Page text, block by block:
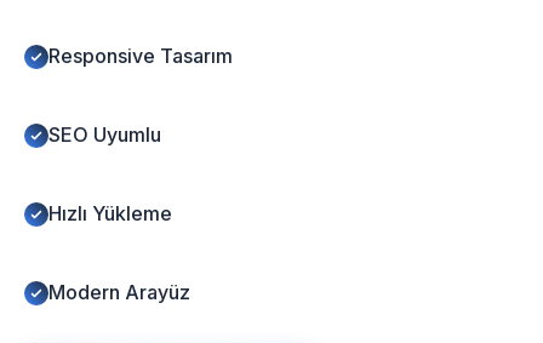
Responsive Tasarım
SEO Uyumlu
Hızlı Yükleme
Modern Arayüz